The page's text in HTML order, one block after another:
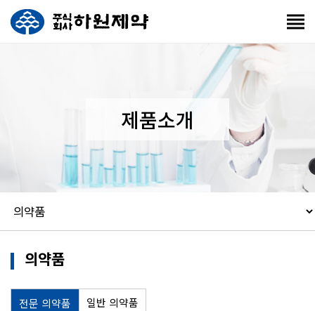
제품소개
의약품
전문 의약품 일반 의약품